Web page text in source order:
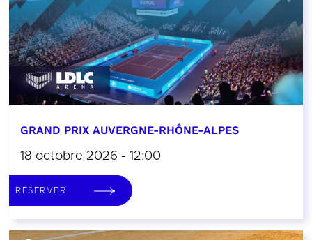
GRAND PRIX AUVERGNE-RHÔNE-ALPES
18 octobre 2026 - 12:00
RÉSERVER